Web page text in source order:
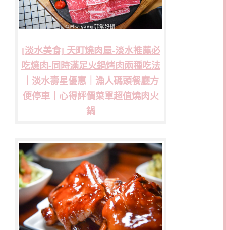
[淡水美食] 天町燒肉屋-淡水推薦必
吃燒肉-同時滿足火鍋烤肉兩種吃法
｜淡水壽星優惠｜漁人碼頭餐廳方
便停車｜心得評價菜單超值燒肉火
鍋